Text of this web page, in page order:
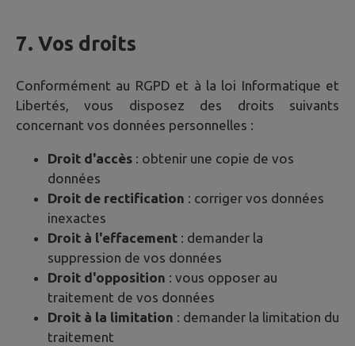
7. Vos droits
Conformément au RGPD et à la loi Informatique et
Libertés, vous disposez des droits suivants
concernant vos données personnelles :
Droit d'accès : obtenir une copie de vos
données
Droit de rectification : corriger vos données
inexactes
Droit à l'effacement : demander la
suppression de vos données
Droit d'opposition : vous opposer au
traitement de vos données
Droit à la limitation : demander la limitation du
traitement